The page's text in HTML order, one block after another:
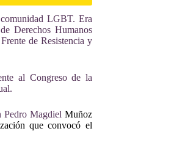
LGBT. Era
Derechos Humanos
de Resistencia y
al Congreso de la
Pedro Magdiel Muñoz
que convocó el